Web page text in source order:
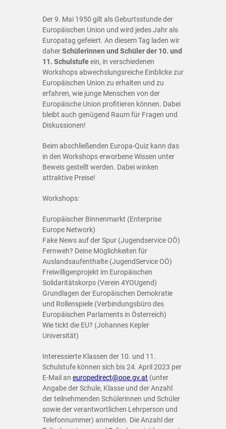
Der 9. Mai 1950 gilt als Geburtsstunde der
Europäischen Union und wird jedes Jahr als
Europatag gefeiert. An diesem Tag laden wir
daherSchülerinnen und Schüler der 10. und
11. Schulstufeein, in verschiedenen
Workshops abwechslungsreiche Einblicke zur
Europäischen Union zu erhalten und zu
erfahren, wie junge Menschen von der
Europäische Union profitieren können. Dabei
bleibt auch genügend Raum für Fragen und
Diskussionen!
Beim abschließenden Europa-Quiz kann das
in den Workshops erworbene Wissen unter
Beweis gestellt werden. Dabei winken
attraktive Preise!
Workshops:
Europäischer Binnenmarkt (Enterprise
Europe Network)
Fake News auf der Spur (Jugendservice OÖ)
Fernweh? Deine Möglichkeiten für
Auslandsaufenthalte (JugendService OÖ)
Freiwilligenprojekt im Europäischen
Solidaritätskorps (Verein 4YOUgend)
Grundlagen der Europäischen Demokratie
und Rollenspiele (Verbindungsbüro des
Europäischen Parlaments in Österreich)
Wie tickt die EU? (Johannes Kepler
Universität)
Interessierte Klassen der 10. und 11.
Schulstufe können sich bis 24. April 2023 per
E-Mail an europedirect@ooe.gv.at (unter
Angabe der Schule, Klasse und der Anzahl
der teilnehmenden Schülerinnen und Schüler
sowie der verantwortlichen Lehrperson und
Telefonnummer) anmelden. Die Anzahl der